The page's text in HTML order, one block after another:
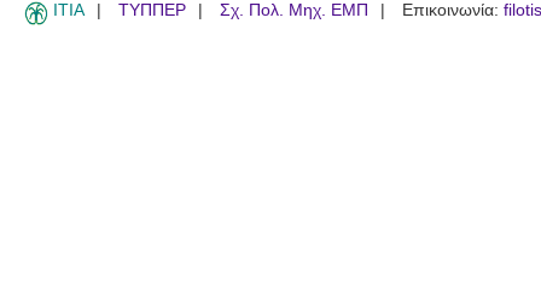
ITIA ΤΥΠΠΕΡ Σχ. Πολ. Μηχ. ΕΜΠ Επικοινωνία: